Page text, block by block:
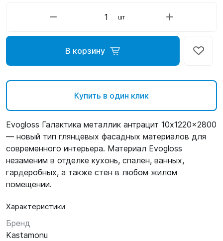
шт
В корзину
Купить в один клик
Evogloss Галактика металлик антрацит 10x1220x2800
— новый тип глянцевых фасадных материалов для
современного интерьера. Материал Evogloss
незаменим в отделке кухонь, спален, ванных,
гардеробных, а также стен в любом жилом
помещении.
Характеристики
Бренд
Kastamonu